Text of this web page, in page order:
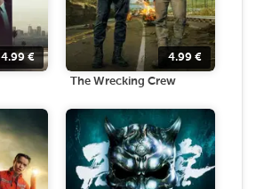
4.99€ 4.99 €
The Wrecking Crew